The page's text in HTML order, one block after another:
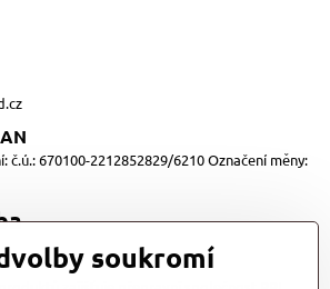
č.ú.: 670100-2212852829/6210 Označení měny:
soukromí